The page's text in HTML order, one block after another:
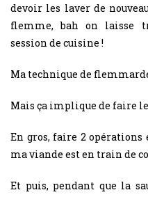
devoir les laver de
flemme, bah on laisse
session de cuisine !
Ma technique de
Mais ça implique de faire
En gros, faire 2
ma viande est en train de
Et puis, pendant que la